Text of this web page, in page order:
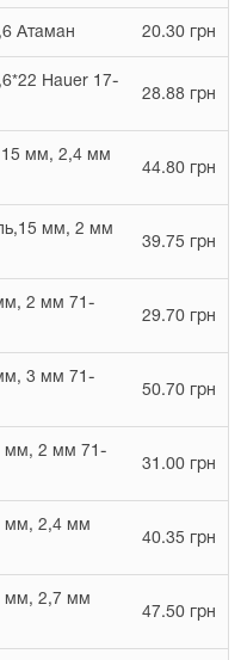
Атаман 20.30 грн
Hauer 17-
28.88 грн
15 мм, 2,4 мм
44.80 грн
мм, 2 мм
39.75 грн
2 мм 71-
29.70 грн
3 мм 71-
50.70 грн
мм, 2 мм 71-
31.00 грн
мм, 2,4 мм
40.35 грн
мм, 2,7 мм
47.50 грн